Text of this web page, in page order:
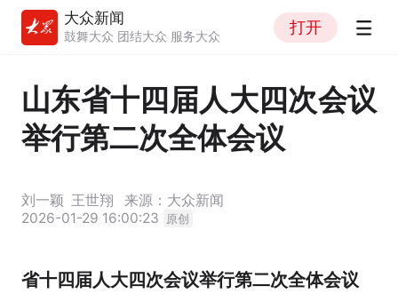
大众新闻
鼓舞大众 团结大众 服务大众
打开
山东省十四届人大四次会议
举行第二次全体会议
刘一颖 王世翔
来源：大众新闻
2026-01-29 16:00:23
原创
省十四届人大四次会议举行第二次全体会议